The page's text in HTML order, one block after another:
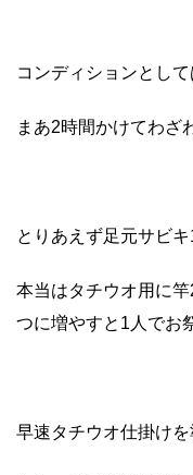
コンディションとして
まあ2時間かけてわざ
とりあえず足元サビ
本当はタチウオ用に
つに増やすと1人でお
早速タチウオ仕掛け